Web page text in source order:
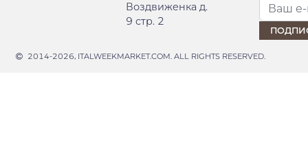
Воздвиженка д.
9 стр. 2
2014-2026, ITALWEEKMARKET.COM. ALL RIGHTS RESERVED.